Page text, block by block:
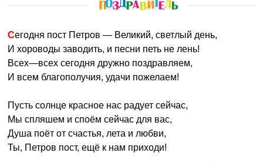
Сегодня пост Петров — Великий, светлый день,
И хороводы заводить, и песни петь не лень!
Всех—всех сегодня дружно поздравляем,
И всем благополучия, удачи пожелаем!
Пусть солнце красное нас радует сейчас,
Мы спляшем и споём сейчас для вас,
Душа поёт от счастья, лета и любви,
Ты, Петров пост, ещё к нам приходи!